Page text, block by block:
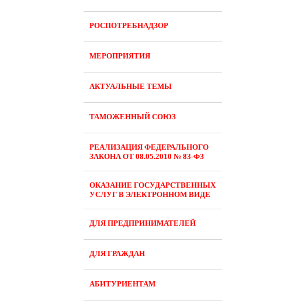
РОСПОТРЕБНАДЗОР
МЕРОПРИЯТИЯ
АКТУАЛЬНЫЕ ТЕМЫ
ТАМОЖЕННЫЙ СОЮЗ
РЕАЛИЗАЦИЯ ФЕДЕРАЛЬНОГО
ЗАКОНА ОТ 08.05.2010 № 83-ФЗ
ОКАЗАНИЕ ГОСУДАРСТВЕННЫХ
УСЛУГ В ЭЛЕКТРОННОМ ВИДЕ
ДЛЯ ПРЕДПРИНИМАТЕЛЕЙ
ДЛЯ ГРАЖДАН
АБИТУРИЕНТАМ